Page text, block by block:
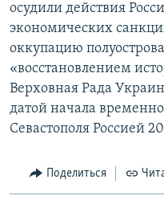
осудили действия
экономических
оккупацию
«восстановлением
Верховная Рада
датой начала
Севастополя Россией
Поделиться